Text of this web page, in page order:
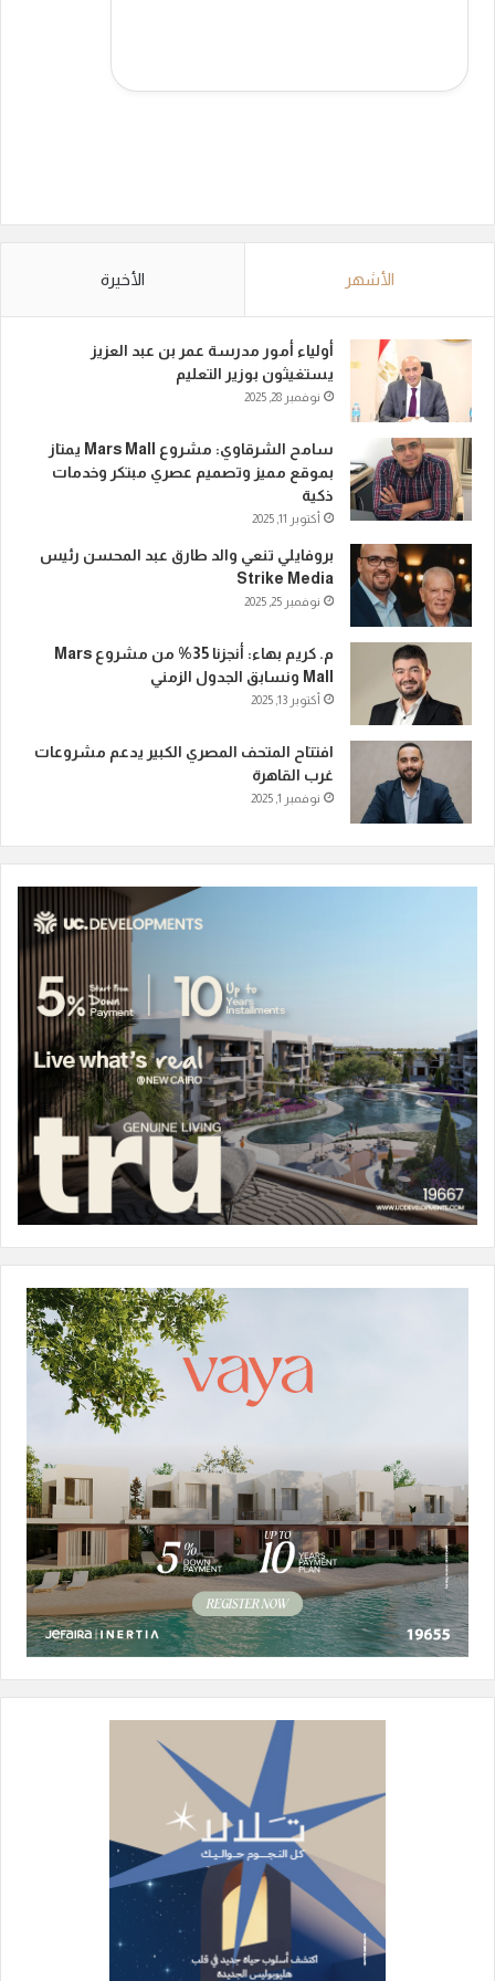
الأشهر الأخيرة
أولياء أمور مدرسة عمر بن عبد العزيز
يستغيثون بوزير التعليم
نوفمبر 28, 2025
سامح الشرقاوي: مشروع Mars Mall يمتاز
بموقع مميز وتصميم عصري مبتكر وخدمات
ذكية
أكتوبر 11, 2025
بروفايلي تنعي والد طارق عبد المحسن رئيس
Strike Media
نوفمبر 25, 2025
م. كريم بهاء: أنجزنا 35% من مشروع Mars
Mall ونسابق الجدول الزمني
أكتوبر 13, 2025
افتتاح المتحف المصري الكبير يدعم مشروعات
غرب القاهرة
نوفمبر 1, 2025